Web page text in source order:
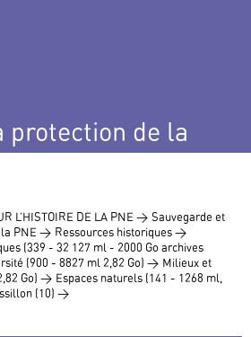
protection de la
L’HISTOIRE DE LA PNE > Sauvegarde et
la PNE > Ressources historiques >
(339 - 32 127 ml - 2000 Go archives
(900 - 8827 ml 2,82 Go) > Milieux et
Go) > Espaces naturels (141 - 1268 ml,
(10) >